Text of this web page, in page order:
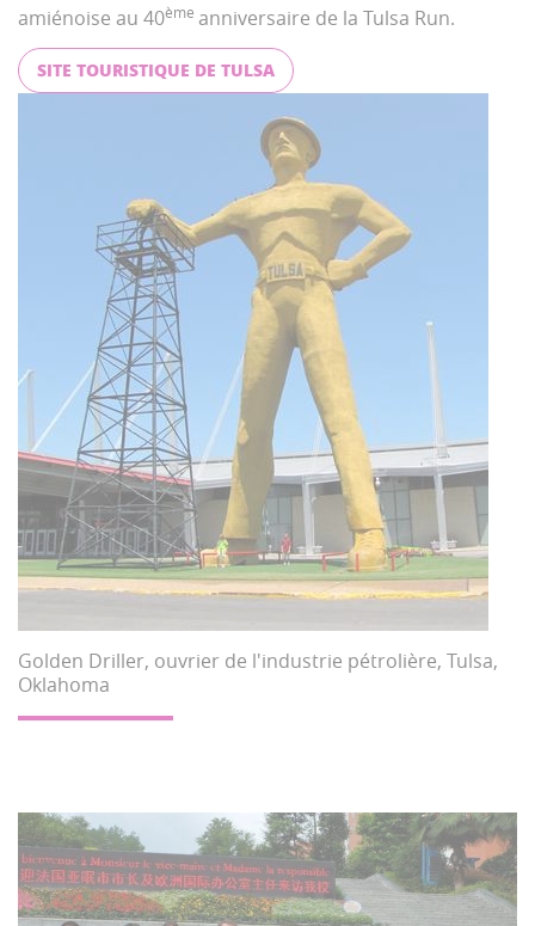
amiénoise au 40ème anniversaire de la Tulsa Run.
SITE TOURISTIQUE DE TULSA
Golden Driller, ouvrier de l'industrie pétrolière, Tulsa,
Oklahoma